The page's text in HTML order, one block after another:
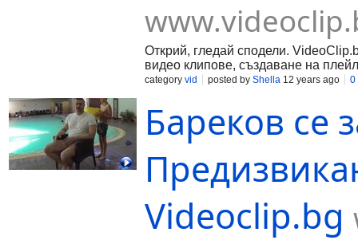
Открий, гледай сподели.
видео клипове, създаване на
category vid posted by Shella 12 years ago 0
Бареков се
Videoclip.bg